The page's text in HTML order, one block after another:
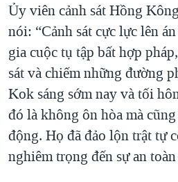
Ủy viên cảnh sát Hồng
nói: “Cảnh sát cực lực lên
gia cuộc tụ tập bất hợp
sát và chiếm những đường
Kok sáng sớm nay và tối
đó là không ôn hòa mà
động. Họ đã đảo lộn trật tự
nghiêm trọng đến sự an